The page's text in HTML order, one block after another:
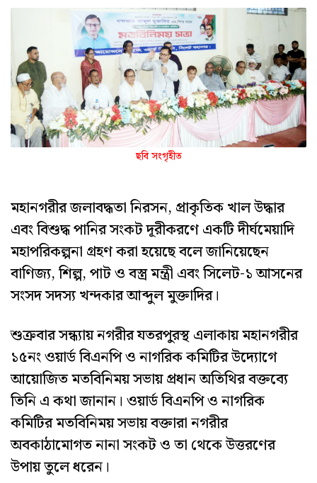
ছবি সংগৃহীত
মহানগরীর জলাবদ্ধতা নিরসন, প্রাকৃতিক খাল উদ্ধার
এবং বিশুদ্ধ পানির সংকট দূরীকরণে একটি দীর্ঘমেয়াদি
মহাপরিকল্পনা গ্রহণ করা হয়েছে বলে জানিয়েছেন
বাণিজ্য, শিল্প, পাট ও বস্ত্র মন্ত্রী এবং সিলেট-১ আসনের
সংসদ সদস্য খন্দকার আব্দুল মুক্তাদির।
শুক্রবার সন্ধ্যায় নগরীর যতরপুরস্থ এলাকায় মহানগরীর
১৫নং ওয়ার্ড বিএনপি ও নাগরিক কমিটির উদ্যোগে
আয়োজিত মতবিনিময় সভায় প্রধান অতিথির বক্তব্যে
তিনি এ কথা জানান। ওয়ার্ড বিএনপি ও নাগরিক
কমিটির মতবিনিময় সভায় বক্তারা নগরীর
অবকাঠামোগত নানা সংকট ও তা থেকে উত্তরণের
উপায় তুলে ধরেন।